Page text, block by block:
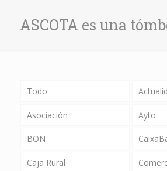
ASCOTA es una
Todo
Asociación Ayto
BON
Caja Rural